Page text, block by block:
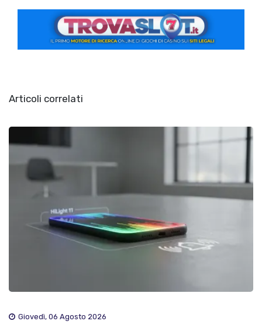
Articoli correlati
Giovedì, 06 Agosto 2026